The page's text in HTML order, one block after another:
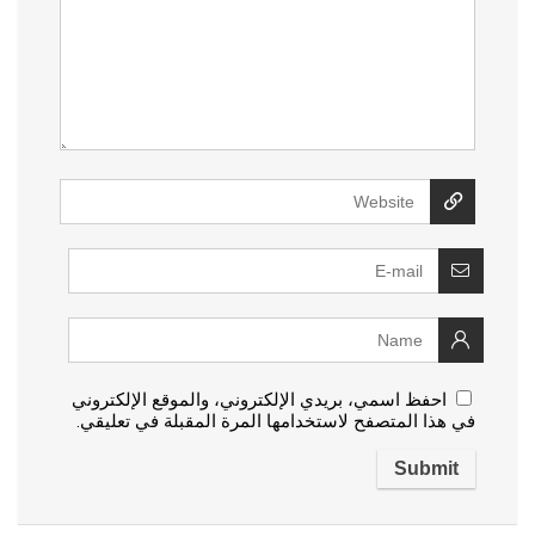
احفظ اسمي، بريدي الإلكتروني، والموقع الإلكتروني
في هذا المتصفح لاستخدامها المرة المقبلة في تعليقي.